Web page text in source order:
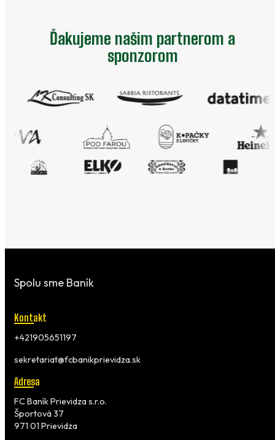
Ďakujeme našim partnerom a
sponzorom
Spolu sme Baník
Kontakt
+421905651197
sekretariat@fcbanikprievidza.sk
Adresa
FC Baník Prievidza s.r.o.
Športová 37
971 01 Prievidza